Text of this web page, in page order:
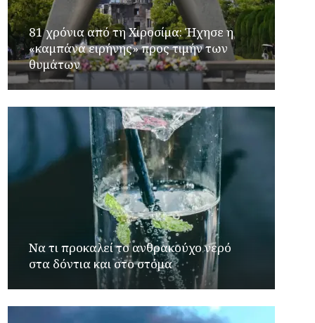
81 χρόνια από τη Χιροσίμα: Ήχησε η
«καμπάνα ειρήνης» προς τιμήν των
θυμάτων
Να τι προκαλεί το ανθρακούχο νερό
στα δόντια και στο στόμα